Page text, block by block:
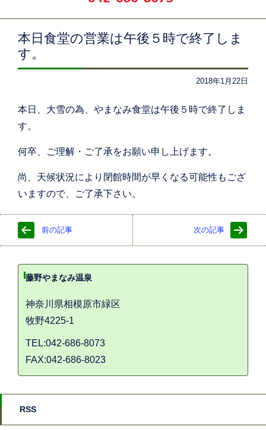
本日食堂の営業は午後５時で終了しま
す。
2018年1月22日
本日、大雪の為、やまなみ食堂は午後５時で終了しま
す。
何卒、ご理解・ご了承をお願い申し上げます。
尚、天候状況により閉館時間が早くなる可能性もござ
いますので、ご了承下さい。
前の記事 次の記事
藤野やまなみ温泉
神奈川県相模原市緑区
牧野4225-1
TEL:042-686-8073
FAX:042-686-8023
RSS